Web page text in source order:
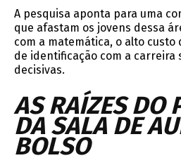
A pesquisa aponta para uma
que afastam os jovens dessa
com a matemática, o alto custo
de identificação com a carreira
decisivas.
AS RAÍZES DO
DA SALA DE
BOLSO